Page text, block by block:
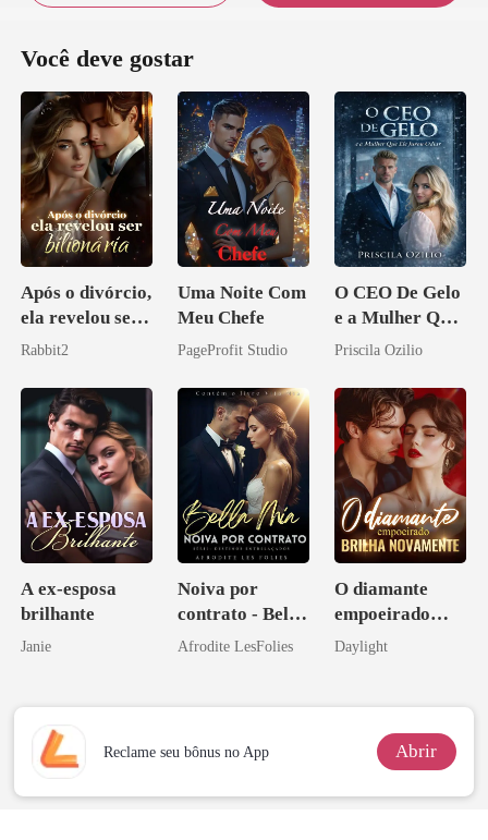
Você deve gostar
Após o divórcio,
ela revelou ser
bilionária
Rabbit2
Uma Noite Com
Meu Chefe
PageProfit Studio
O CEO De Gelo
e a Mulher Que
Ele Jurou Odiar
Priscila Ozilio
A ex-esposa
brilhante
Janie
Noiva por
contrato - Bella
Mia
Afrodite LesFolies
O diamante
empoeirado
brilha
Daylight
Reclame seu bônus no App Abrir